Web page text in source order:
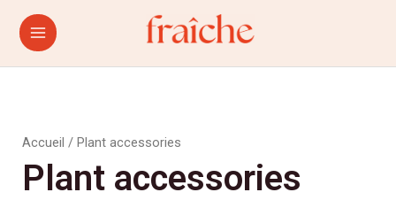
contenu
Main
Menu
Accueil / Plant accessories
Plant accessories